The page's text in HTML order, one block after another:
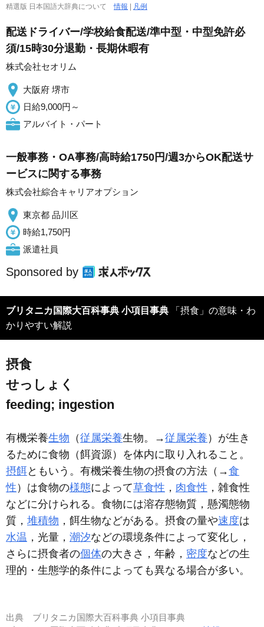
精選版 日本国語大辞典について情報 | 凡例
配送ドライバー/学校給食配送/準中型・中型免許必
須/15時30分退勤・長期休暇有
株式会社セオリム
大阪府 堺市
日給9,000円～
アルバイト・パート
一般事務・OA事務/高時給1750円/週3からOK配送サ
ービスに関する事務
株式会社綜合キャリアオプション
東京都 品川区
時給1,750円
派遣社員
Sponsored by
ブリタニカ国際大百科事典 小項目事典 「摂食」の意味・わ
かりやすい解説
摂食
せっしょく
feeding; ingestion
有機栄養生物 （従属栄養生物。→従属栄養 ）が生き
るために食物（餌資源）を体内に取り入れること。
摂餌ともいう。有機栄養生物の摂食の方法（→食
性 ）は食物の様態によって草食性 ， 肉食性 ，雑食性
などに分けられる。食物には溶存態物質，懸濁態物
質， 堆積物 ，餌生物などがある。摂食の量や速度は
水温 ，光量， 潮汐などの環境条件によって変化し，
さらに摂食者の個体の大きさ，年齢， 密度などの生
理的・生態学的条件によっても異なる場合が多い。
出典 ブリタニカ国際大百科事典 小項目事典